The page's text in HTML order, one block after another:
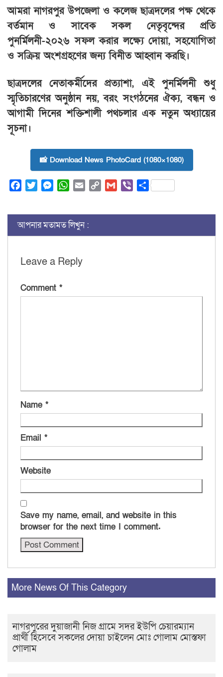
আমরা নাগরপুর উপজেলা ও কলেজ ছাত্রদলের পক্ষ থেকে
বর্তমান ও সাবেক সকল নেতৃবৃন্দের প্রতি
পুনর্মিলনী-২০২৬ সফল করার লক্ষ্যে দোয়া, সহযোগিতা
ও সক্রিয় অংশগ্রহণের জন্য বিনীত আহ্বান করছি।
ছাত্রদলের নেতাকর্মীদের প্রত্যাশা, এই পুনর্মিলনী শুধু
স্মৃতিচারণের অনুষ্ঠান নয়, বরং সংগঠনের ঐক্য, বন্ধন ও
আগামী দিনের শক্তিশালী পথচলার এক নতুন অধ্যায়ের
সূচনা।
📸 Download News PhotoCard (1080×1080)
FacebookTwitterMessenger
WhatsApp
Email Copy
Gmail ViberShare
আপনার মতামত লিখুন :
Leave a Reply
Comment *
Name *
Email *
Website
Save my name, email, and website in this
browser for the next time I comment.
More News Of This Category
নাগরপুরের দুয়াজানী নিজ গ্রামে সদর ইউপি চেয়ারম্যান
প্রার্থী হিসেবে সকলের দোয়া চাইলেন মোঃ গোলাম মোস্তফা
গোলাম